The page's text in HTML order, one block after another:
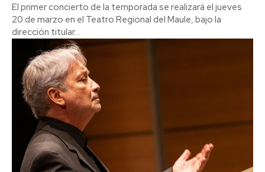
El primer concierto de la temporada se realizará el jueves
20 de marzo en el Teatro Regional del Maule, bajo la
dirección titular...